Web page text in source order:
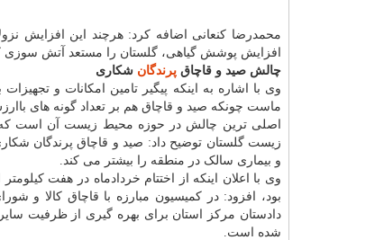
محمدرضا کنعانی اضافه کرد: هرچند این افزایش
افزایش پوشش گیاهی، گلستان را مستعد آتش
چالش صید و قاچاق پرندگان شکاری
وی با اشاره به اینکه پیگیر تامین امکانات و
ماست چونکه صید و قاچاق هم بر تعداد گونه های
اصلی ترین چالش در حوزه محیط زیست آن است که
زیست گلستان توضیح داد: صید و قاچاق پرندگان
و بیماری سالک در منطقه را بیشتر می کند.
وی با اعلان اینکه از اختتام خردادماه در هفت
بود، افزود: در کمیسیون مبارزه با قاچاق کالا و
دادستان مرکز استان برای بهره گیری از ظرفیت
شده است.